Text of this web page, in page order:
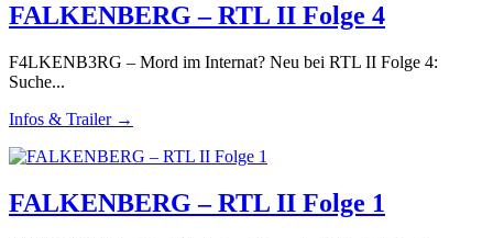
FALKENBERG – RTL II Folge 4
F4LKENB3RG – Mord im Internat? Neu bei RTL II Folge 4:
Suche...
Infos & Trailer →
FALKENBERG – RTL II Folge 1